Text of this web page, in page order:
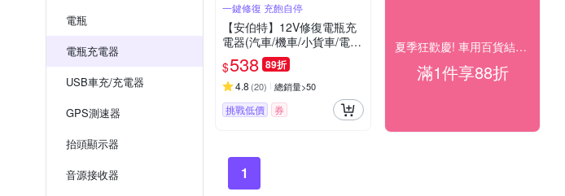
電瓶
電瓶充電器
USB車充/充電器
GPS測速器
抬頭顯示器
音源接收器
一鍵修復 充飽自停
【安伯特】12V修復電瓶充
電器(汽車/機車/小貨車/電瓶
修復)
$538 89折
4.8 (20) 總銷量>50
挑戰低價 券
夏季狂歡慶! 車用百貨結帳88折
滿1件享88折
1